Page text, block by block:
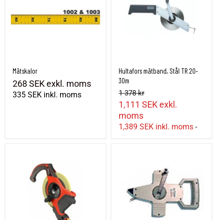
Mätskalor
268 SEKexkl. moms
335 SEK inkl. moms
Hultafors mätband, Stål TR 20-
30m
1 378 kr
1,111 SEKexkl.
moms
1,389 SEK inkl. moms -